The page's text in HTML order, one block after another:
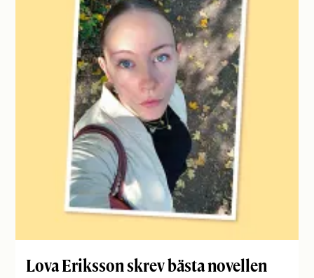
Lova Eriksson skrev bästa novellen